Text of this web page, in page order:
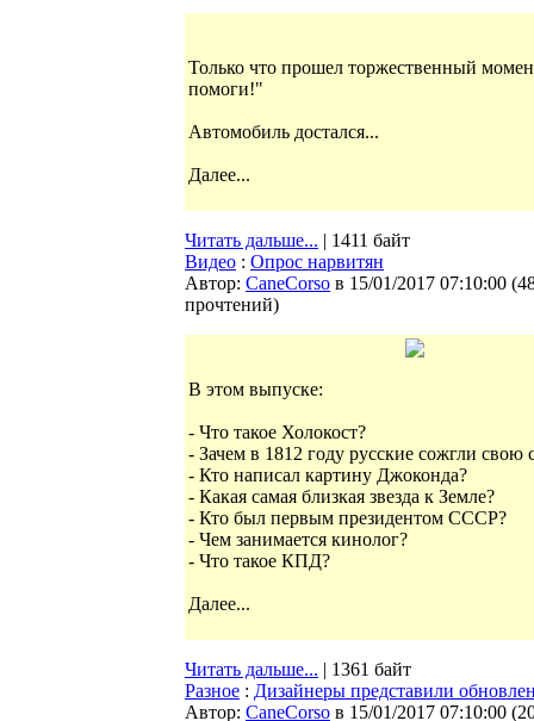
Только что прошел торжественный
помоги!"
Автомобиль достался...
Далее...
Читать дальше... | 1411 байт
Видео : Опрос нарвитян
Автор: CaneCorso в 15/01/2017 07:10:00 (
прочтений)
В этом выпуске:
- Что такое Холокост?
- Зачем в 1812 году русские сожгли свою
- Кто написал картину Джoконда?
- Какая самая близкая звезда к Земле?
- Кто был первым президентом СССР?
- Чем занимается кинолог?
- Что такое КПД?
Далее...
Читать дальше... | 1361 байт
Разное : Дизайнеры представили
Автор: CaneCorso в 15/01/2017 07:10:00 (